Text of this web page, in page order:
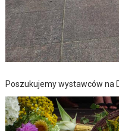
Poszukujemy wystawców na